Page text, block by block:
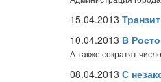
15.04.2013
10.04.2013 В
А также сократят
08.04.2013 С